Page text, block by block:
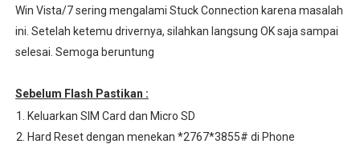
Win Vista/7 sering mengalami Stuck Connection karena masalah
ini. Setelah ketemu drivernya, silahkan langsung OK saja sampai
selesai. Semoga beruntung
Sebelum Flash Pastikan :
Keluarkan SIM Card dan Micro SD
Hard Reset dengan menekan *2767*3855# di Phone